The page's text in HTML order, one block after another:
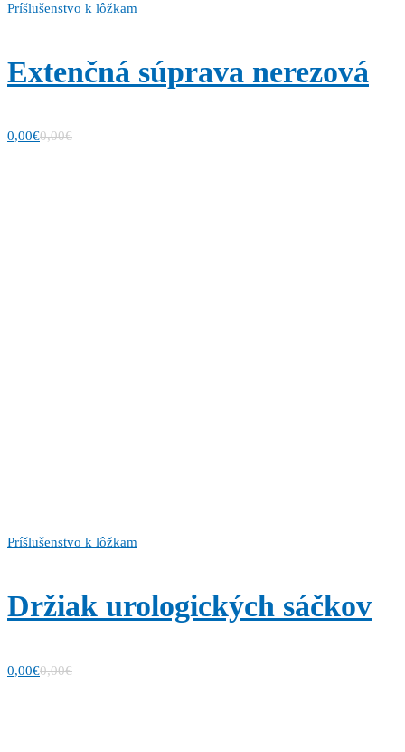
Príšlušenstvo k lôžkam
Extenčná súprava nerezová
0,00€0,00€
Príšlušenstvo k lôžkam
Držiak urologických sáčkov
0,00€0,00€